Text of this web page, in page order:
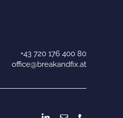
+43 720 176 400 80
office@breakandfix.at